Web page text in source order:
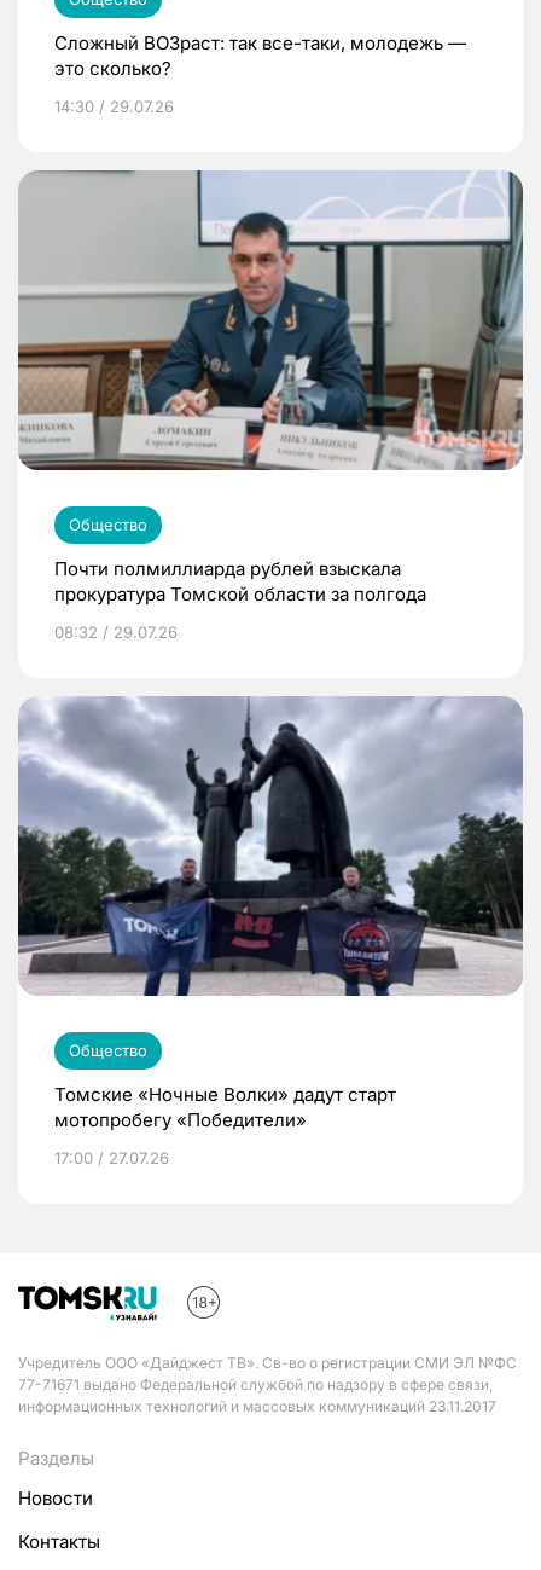
Сложный ВОЗраст: так все-таки, молодежь —
это сколько?
14:30 / 29.07.26
Общество
Почти полмиллиарда рублей взыскала
прокуратура Томской области за полгода
08:32 / 29.07.26
Общество
Томские «Ночные Волки» дадут старт
мотопробегу «Победители»
17:00 / 27.07.26
Учредитель ООО «Дайджест ТВ». Св-во о регистрации СМИ ЭЛ №ФС
77-71671 выдано Федеральной службой по надзору в сфере связи,
информационных технологий и массовых коммуникаций 23.11.2017
Разделы
Новости
Контакты